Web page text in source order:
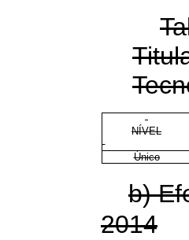
NÍVEL
Único
b)
2014